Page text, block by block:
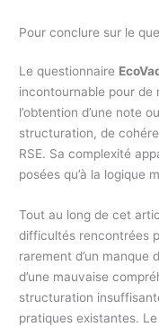
Pour conclure sur le
Le questionnaire
incontournable pour de
l’obtention d’une note
structuration, de
RSE. Sa complexité
posées qu’à la logique
Tout au long de cet
difficultés rencontrées
rarement d’un manque
d’une mauvaise
structuration
pratiques existantes.